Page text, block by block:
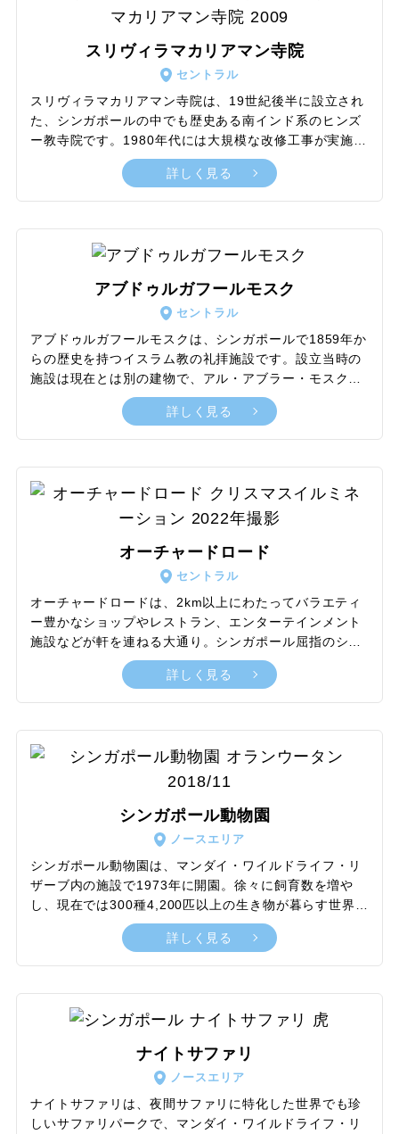
リートフードがお祭り感覚で楽しめるイベントスポット
スリヴィラマカリアマン寺院
セントラル
スリヴィラマカリアマン寺院は、19世紀後半に設立され
た、シンガポールの中でも歴史ある南インド系のヒンズ
ー教寺院です。1980年代には大規模な改修工事が実施さ
れ、新たなゴープラム（塔門）やお堂を増設したほか、
新館も建設されました。第二次大戦時に、日本軍の爆撃
から逃れるため寺院に駆け込んだ多くの人々を無傷で守
とするその雄々しさに加護を求める教徒で日々賑わいま
す。寺院としての役割だけでなく、勇猛な女神をモチー
フにディテールにこだわった建築美が人気を集めてお
り、観光名所としても魅力あるスポットの一つです。
詳しく見る
アブドゥルガフールモスク
セントラル
アブドゥルガフールモスクは、シンガポールで1859年か
らの歴史を持つイスラム教の礼拝施設です。設立当時の
施設は現在とは別の建物で、アル・アブラー・モスクと
呼ばれていましたが、1907年から開始された新モスクの
建設に伴い、解体と同時に名称が変更されています。最
大の特徴は、一般的に知られるモスクのイメージとは異
は、オリエンタルと西洋風を掛け合わせたような独特の
個性を感じさせます。シンガポールにある多数のモスク
させる神聖な印象のスポットです。
詳しく見る
オーチャードロード
セントラル
オーチャードロードは、2km以上にわたってバラエティ
ー豊かなショップやレストラン、エンターテインメント
施設などが軒を連ねる大通り。シンガポール屈指のショ
ッピング街でエリアが広範囲に及ぶため、好みの周辺観
光と組み合わせながら散策がてら気軽に足を運ぶだけで
充実した時間が楽しめます。また、多彩なジャンルの店
合施設も多数点在。定期的に開催されるシーズンイベン
トやセールに後押しされ、常に賑わいとトレンド情報に
ングスポットとして人気の高い場所です。
詳しく見る
シンガポール動物園
ノースエリア
シンガポール動物園は、マンダイ・ワイルドライフ・リ
ザーブ内の施設で1973年に開園。徐々に飼育数を増や
し、現在では300種4,200匹以上の生き物が暮らす世界有
数の大規模動物園です。施設の敷地面積は約26haにもお
よび、豊富な展示エリアに加えレストラン、ショップな
どを併設。できる限り自然に近い環境を再現するため、
る工夫が施されている点が特徴です。定番のウォークス
の餌やりやアシカのパフォーマンスショーでは、さらに
身近なふれあいと愛くるしい姿を存分に楽しめます。
詳しく見る
ナイトサファリ
ノースエリア
ナイトサファリは、夜間サファリに特化した世界でも珍
しいサファリパークで、マンダイ・ワイルドライフ・リ